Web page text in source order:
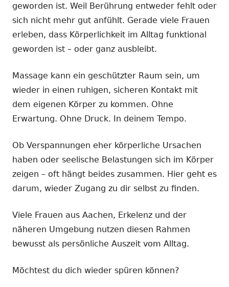
geworden ist. Weil Berührung entweder fehlt oder
sich nicht mehr gut anfühlt. Gerade viele Frauen
erleben, dass Körperlichkeit im Alltag funktional
geworden ist – oder ganz ausbleibt.
Massage kann ein geschützter Raum sein, um
wieder in einen ruhigen, sicheren Kontakt mit
dem eigenen Körper zu kommen. Ohne
Erwartung. Ohne Druck. In deinem Tempo.
Ob Verspannungen eher körperliche Ursachen
haben oder seelische Belastungen sich im Körper
zeigen – oft hängt beides zusammen. Hier geht es
darum, wieder Zugang zu dir selbst zu finden.
Viele Frauen aus Aachen, Erkelenz und der
näheren Umgebung nutzen diesen Rahmen
bewusst als persönliche Auszeit vom Alltag.
Möchtest du dich wieder spüren können?